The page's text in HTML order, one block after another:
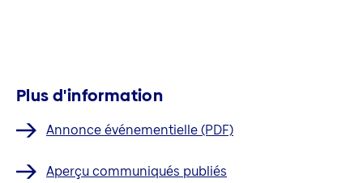
Plus d'information
Annonce événementielle (PDF)
Aperçu communiqués publiés